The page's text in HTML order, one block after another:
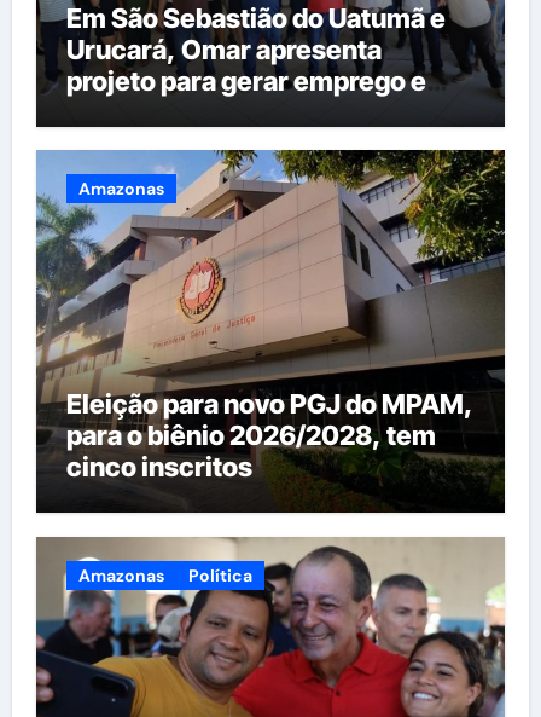
Em São Sebastião do Uatumã e
Urucará, Omar apresenta
projeto para gerar emprego e
Amazonas
Eleição para novo PGJ do MPAM,
para o biênio 2026/2028, tem
cinco inscritos
Amazonas Política